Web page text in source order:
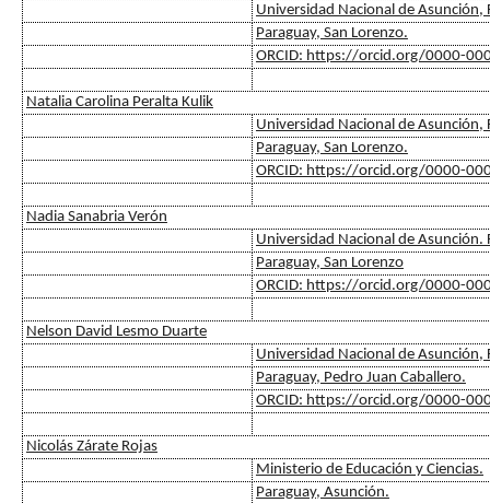
Universidad Nacional de Asunción,
Paraguay, San Lorenzo.
ORCID: https://orcid.org/0000-
Natalia Carolina Peralta Kulik
Universidad Nacional de Asunción,
Paraguay, San Lorenzo.
ORCID: https://orcid.org/0000-
Nadia Sanabria Verón
Universidad Nacional de Asunción.
Paraguay, San Lorenzo
ORCID: https://orcid.org/0000-
Nelson David Lesmo Duarte
Universidad Nacional de Asunción,
Paraguay, Pedro Juan Caballero.
ORCID: https://orcid.org/0000-
Nicolás Zárate Rojas
Ministerio de Educación y Ciencias.
Paraguay, Asunción.